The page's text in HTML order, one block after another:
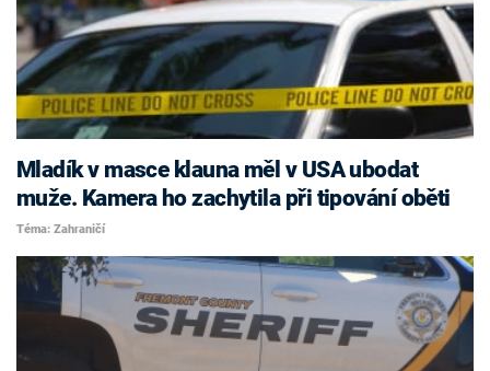
Mladík v masce klauna měl v USA ubodat
muže. Kamera ho zachytila při tipování oběti
Téma: Zahraničí